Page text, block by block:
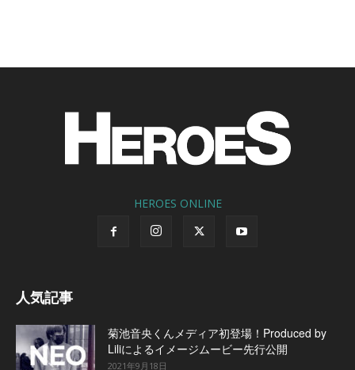
HEROES ONLINE
人気記事
菊池音央くんメディア初登場！Produced by
Liliによるイメージムービー先行公開
2021年9月18日